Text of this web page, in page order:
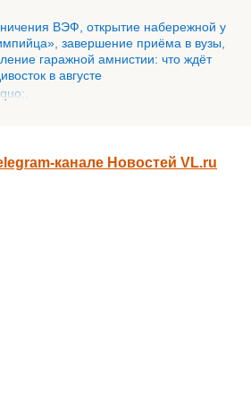
ВЭФ, открытие набережной у
завершение приёма в вузы,
гаражной амнистии: что ждёт
в августе
канале Новостей VL.ru